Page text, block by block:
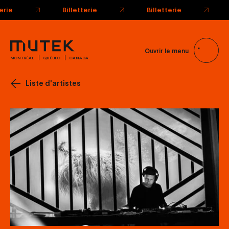
MONTRÉAL QUÉBEC CANADA
Ouvrir le menu
Liste d'artistes